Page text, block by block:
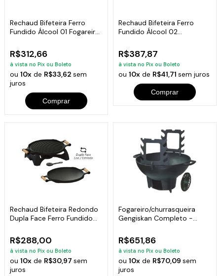
Rechaud Bifeteira Ferro
Fundido Álcool 01 Fogareiro
R$312,66
à vista no Pix ou Boleto
ou10x de R$33,62sem
juros
Comprar
Rechaud Bifeteira Ferro
Fundido Álcool 02
R$387,87
à vista no Pix ou Boleto
ou 10xde R$41,71 sem juros
Comprar
Rechaud Bifeteira Redondo
Dupla Face Ferro Fundido
R$288,00
à vista no Pix ou Boleto
ou10x de R$30,97sem
juros
Fogareiro/churrasqueira
Gengiskan Completo -
R$651,86
à vista no Pix ou Boleto
ou 10xde R$70,09 sem
juros